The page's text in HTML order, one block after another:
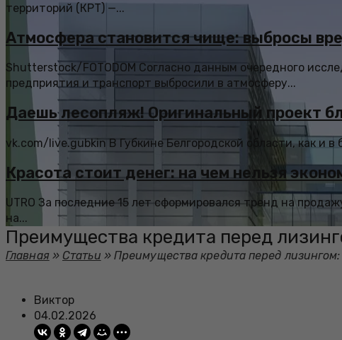
территорий (КРТ) —...
Атмосфера становится чище: выбросы
Shutterstock/FOTODOM Согласно данным очередного
предприятия и транспорт выбросили в атмосферу...
Даешь лесопляж! Оригинальный проект
vk.com/live.gubkin В Губкине Белгородской области, как и
Красота стоит денег: на чем нельзя
UTRO За последние 15 лет сформировался тренд на
на...
Преимущества кредита перед
Главная » Статьи » Преимущества кредита перед
Виктор
04.02.2026